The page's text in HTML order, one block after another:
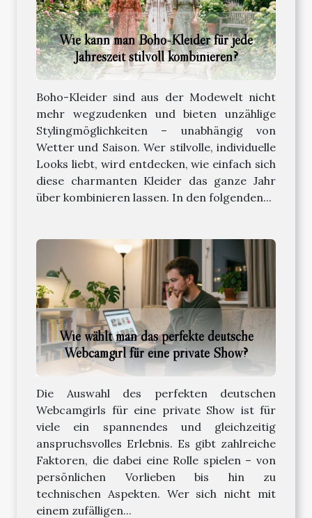
Wie kann man Boho-Kleider für jede
Jahreszeit stilvoll kombinieren?
Boho-Kleider sind aus der Modewelt nicht
mehr wegzudenken und bieten unzählige
Stylingmöglichkeiten – unabhängig von
Wetter und Saison. Wer stilvolle, individuelle
Looks liebt, wird entdecken, wie einfach sich
diese charmanten Kleider das ganze Jahr
über kombinieren lassen. In den folgenden...
Wie wählt man das perfekte deutsche
Webcamgirl für eine private Show?
Die Auswahl des perfekten deutschen
Webcamgirls für eine private Show ist für
viele ein spannendes und gleichzeitig
anspruchsvolles Erlebnis. Es gibt zahlreiche
Faktoren, die dabei eine Rolle spielen – von
persönlichen Vorlieben bis hin zu
technischen Aspekten. Wer sich nicht mit
einem zufälligen...